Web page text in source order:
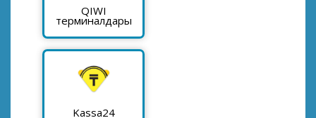
QIWI
терминалдары
Kassa24